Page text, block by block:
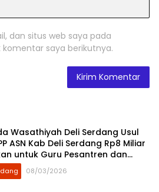
dan situs web saya pada
saya berikutnya.
Wasathiyah Deli Serdang Usul
ASN Kab Deli Serdang Rp8 Miliar
untuk Guru Pesantren dan
08/03/2026